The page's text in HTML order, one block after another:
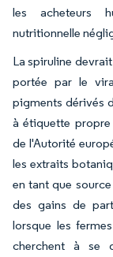
les acheteurs
nutritionnelle
La spiruline
portée par le
pigments dérivés
à étiquette
de l'Autorité
les extraits
en tant que
des gains de
lorsque les
cherchent à se